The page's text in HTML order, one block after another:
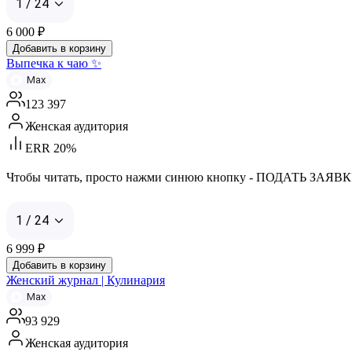
1 / 24
6 000 ₽
Добавить в корзину
Выпечка к чаю ✨
Max
123 397
Женская аудитория
ERR 20%
Чтобы читать, просто нажми синюю кнопку - ПОДАТЬ
1 / 24
6 999 ₽
Добавить в корзину
Женский журнал | Кулинария
Max
93 929
Женская аудитория